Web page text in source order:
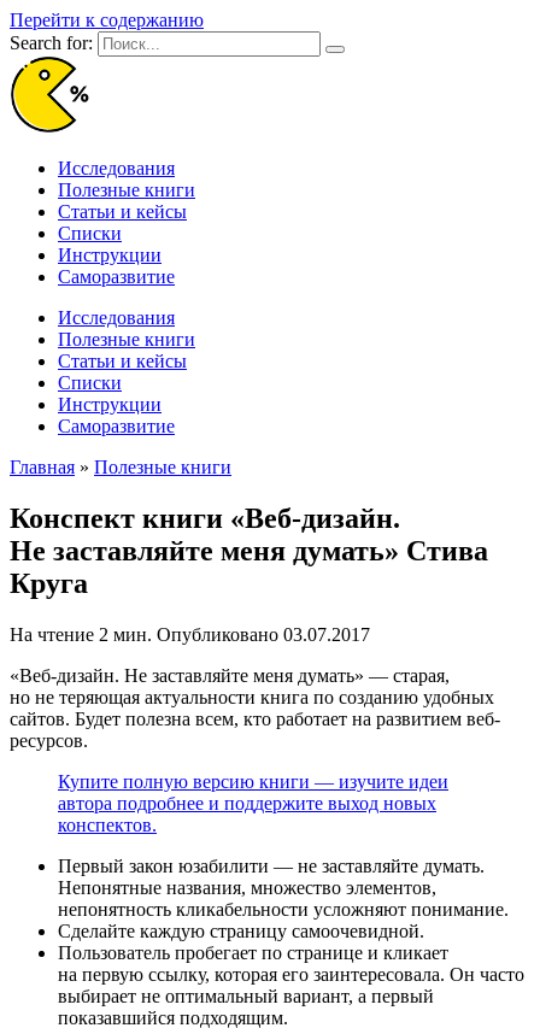
Перейти к содержанию
Search for:
Исследования
Полезные книги
Статьи и кейсы
Списки
Инструкции
Саморазвитие
Исследования
Полезные книги
Статьи и кейсы
Списки
Инструкции
Саморазвитие
Главная » Полезные книги
Конспект книги «Веб-дизайн.
Не заставляйте меня думать» Стива
Круга
На чтение 2 мин. Опубликовано 03.07.2017
«Веб-дизайн. Не заставляйте меня думать» — старая,
но не теряющая актуальности книга по созданию удобных
сайтов. Будет полезна всем, кто работает на развитием веб-
ресурсов.
Купите полную версию книги — изучите идеи
автора подробнее и поддержите выход новых
конспектов.
Первый закон юзабилити — не заставляйте думать.
Непонятные названия, множество элементов,
непонятность кликабельности усложняют понимание.
Сделайте каждую страницу самоочевидной.
Пользователь пробегает по странице и кликает
на первую ссылку, которая его заинтересовала. Он часто
выбирает не оптимальный вариант, а первый
показавшийся подходящим.